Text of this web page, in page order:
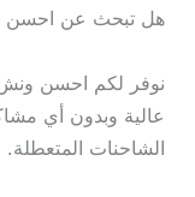
هل تبحث عن احسن
نوفر لكم احسن
عالية وبدون أي
الشاحنات المتعطلة.